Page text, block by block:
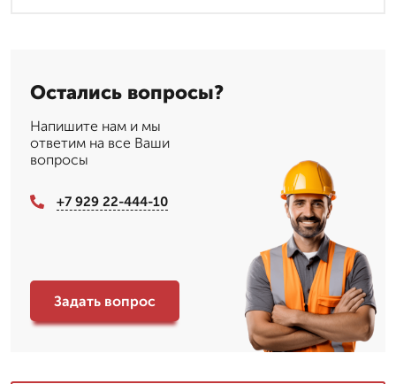
Остались вопросы?
Напишите нам и мы
ответим на все Ваши
вопросы
+7 929 22-444-10
Задать вопрос